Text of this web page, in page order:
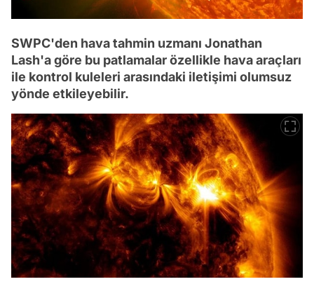
SWPC'den hava tahmin uzmanı Jonathan
Lash'a göre bu patlamalar özellikle hava araçları
ile kontrol kuleleri arasındaki iletişimi olumsuz
yönde etkileyebilir.